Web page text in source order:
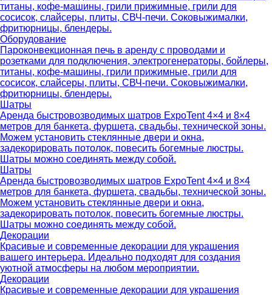
титаны, кофе-машины, грили прижимные, грили для
сосисок, слайсеры, плиты, СВЧ-печи. Соковыжималки,
фритюрницы, блендеры.
Оборудование
Пароконвекционная печь в аренду с проводами и
розетками для подключения, электрогенераторы, бойлеры,
титаны, кофе-машины, грили прижимные, грили для
сосисок, слайсеры, плиты, СВЧ-печи. Соковыжималки,
фритюрницы, блендеры.
Шатры
Аренда быстровозводимых шатров ExpoTent 4×4 и 8×4
метров для банкета, фуршета, свадьбы, технической зоны.
Можем установить стеклянные двери и окна,
задекорировать потолок, повесить богемные люстры.
Шатры можно соединять между собой.
Шатры
Аренда быстровозводимых шатров ExpoTent 4×4 и 8×4
метров для банкета, фуршета, свадьбы, технической зоны.
Можем установить стеклянные двери и окна,
задекорировать потолок, повесить богемные люстры.
Шатры можно соединять между собой.
Декорации
Красивые и современные декорации для украшения
вашего интерьера. Идеально подходят для создания
уютной атмосферы на любом мероприятии.
Декорации
Красивые и современные декорации для украшения